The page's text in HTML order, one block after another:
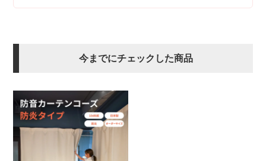
今までにチェックした商品